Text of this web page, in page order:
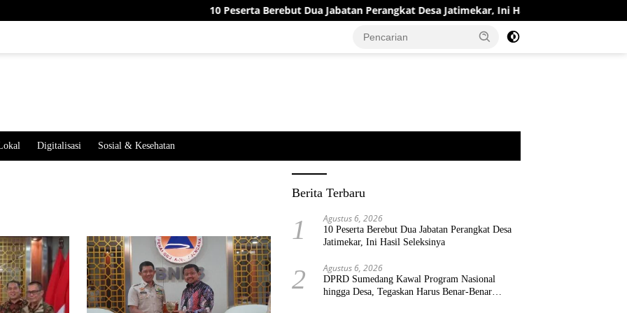
10 Peserta Berebut Dua Jabatan Perangkat Desa Jatimekar, Ini Hasil Seleksinya
Digitalisasi Sosial & Kesehatan
Berita Terbaru
1 Agustus 6, 2026
10 Peserta Berebut Dua Jabatan Perangkat Desa
Jatimekar, Ini Hasil Seleksinya
2 Agustus 6, 2026
DPRD Sumedang Kawal Program Nasional
hingga Desa, Tegaskan Harus Benar-Benar